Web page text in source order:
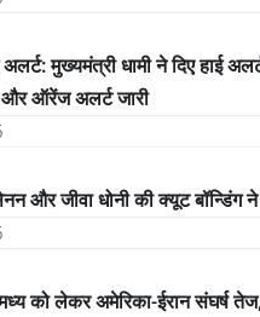
मुख्यमंत्री धामी ने दिए हाई
ऑरेंज अलर्ट जारी
और जीवा धोनी की क्यूट बॉन्डिंग
को लेकर अमेरिका-ईरान संघर्ष